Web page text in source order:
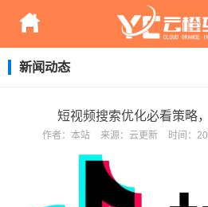
新闻动态
短视频搜索优化必看策略
作者： 本站 来源： 云更新 时间：